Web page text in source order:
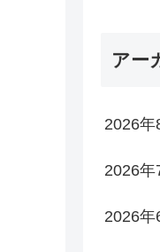
アー
2026年
2026年
2026年